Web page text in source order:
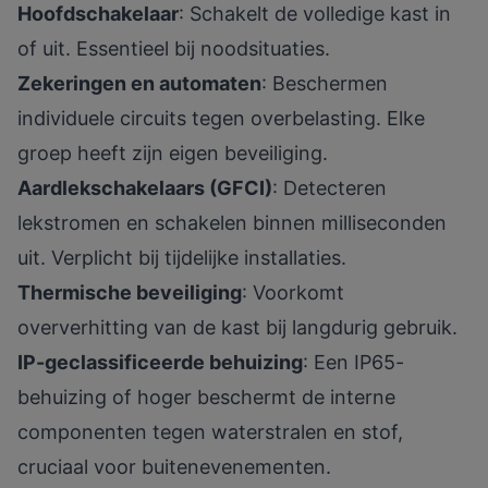
Hoofdschakelaar: Schakelt de volledige kast in
of uit. Essentieel bij noodsituaties.
Zekeringen en automaten: Beschermen
individuele circuits tegen overbelasting. Elke
groep heeft zijn eigen beveiliging.
Aardlekschakelaars (GFCI): Detecteren
lekstromen en schakelen binnen milliseconden
uit. Verplicht bij tijdelijke installaties.
Thermische beveiliging: Voorkomt
oververhitting van de kast bij langdurig gebruik.
IP-geclassificeerde behuizing: Een IP65-
behuizing of hoger beschermt de interne
componenten tegen waterstralen en stof,
cruciaal voor buitenevenementen.